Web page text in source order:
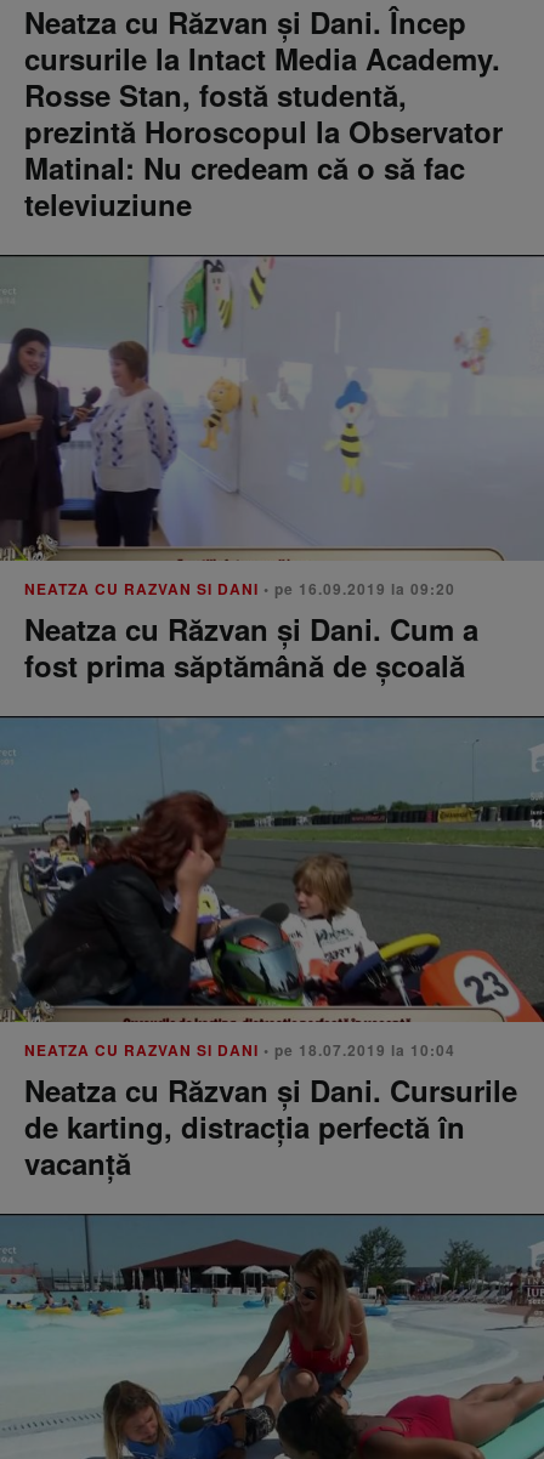
Neatza cu Răzvan și Dani. Încep
cursurile la Intact Media Academy.
Rosse Stan, fostă studentă,
prezintă Horoscopul la Observator
Matinal: Nu credeam că o să fac
televiuziune
NEATZA CU RAZVAN SI DANI • pe 16.09.2019 la 09:20
Neatza cu Răzvan şi Dani. Cum a
fost prima săptămână de şcoală
NEATZA CU RAZVAN SI DANI • pe 18.07.2019 la 10:04
Neatza cu Răzvan și Dani. Cursurile
de karting, distracția perfectă în
vacanță